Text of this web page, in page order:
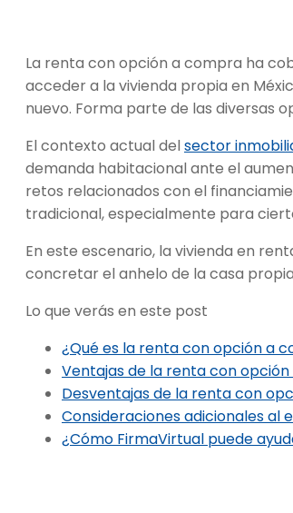
La renta con opción a compra ha
acceder a la vivienda propia en
nuevo. Forma parte de las diversas
El contexto actual delsector
demanda habitacional ante el
retos relacionados con el
tradicional, especialmente para
En este escenario, la vivienda en
concretar el anhelo de la casa
Lo que verás en este post
¿Qué es la renta con opción a
Ventajas de la renta con
Desventajas de la renta con
Consideraciones adicionales
¿Cómo FirmaVirtual puede